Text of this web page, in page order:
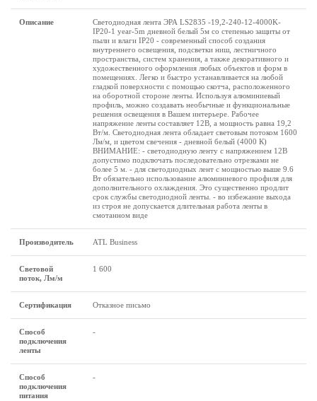
Описание
Светодиодная лента ЭРА LS2835 -19,2-240-12-4000K-
IP20-1 year-5m дневной белый 5м со степенью защиты от
пыли и влаги IP20 - современный способ создания
внутреннего освещения, подсветки ниш, лестничного
пространства, систем хранения, а также декоративного и
художественного оформления любых объектов и форм в
помещениях. Легко и быстро устанавливается на любой
гладкой поверхности с помощью скотча, расположенного
на оборотной стороне ленты. Используя алюминиевый
профиль, можно создавать необычные и функциональные
решения освещения в Вашем интерьере. Рабочее
напряжение ленты составляет 12В, а мощность равна 19,2
Вт/м. Светодиодная лента обладает световым потоком 1600
Лм/м, и цветом свечения - дневной белый (4000 К)
ВНИМАНИЕ: - светодиодную ленту с напряжением 12В
допустимо подключать последовательно отрезками не
более 5 м. - для светодиодных лент с мощностью выше 9.6
Вт обязательно использование алюминиевого профиля для
дополнительного охлаждения. Это существенно продлит
срок службы светодиодной ленты. - во избежание выхода
из строя не допускается длительная работа ленты в
смотанном виде
Производитель ATL Business
Световой
поток, Лм/м
1 600
Сертификация Отказное письмо
Способ
подключения
ленты
-
Способ
подключения
питания
-